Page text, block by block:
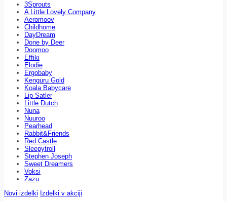
3Sprouts
A Little Lovely Company
Aeromoov
Childhome
DayDream
Done by Deer
Doomoo
Effiki
Elodie
Ergobaby
Kenguru Gold
Koala Babycare
Lip Satler
Little Dutch
Nuna
Nuuroo
Pearhead
Rabbit&Friends
Red Castle
Sleepytroll
Stephen Joseph
Sweet Dreamers
Voksi
Zazu
Novi izdelki Izdelki v akciji